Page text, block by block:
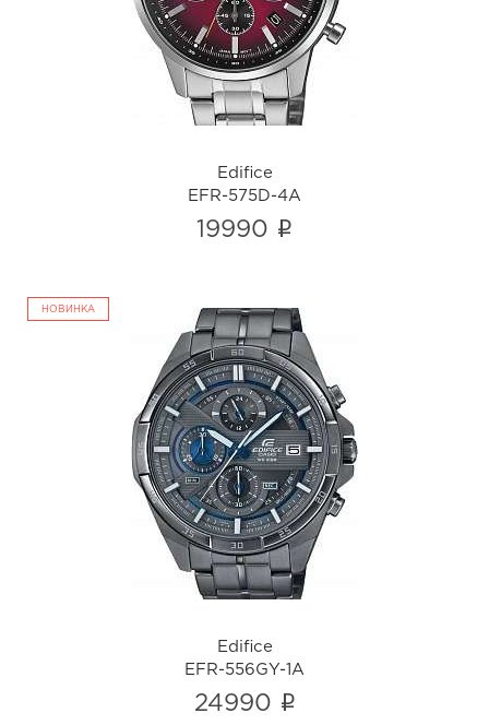
i
Edifice
EFR-575D-4A
19990 i
НОВИНКА
Edifice
EFR-556GY-1A
i
Edifice
EFR-556GY-1A
24990 i